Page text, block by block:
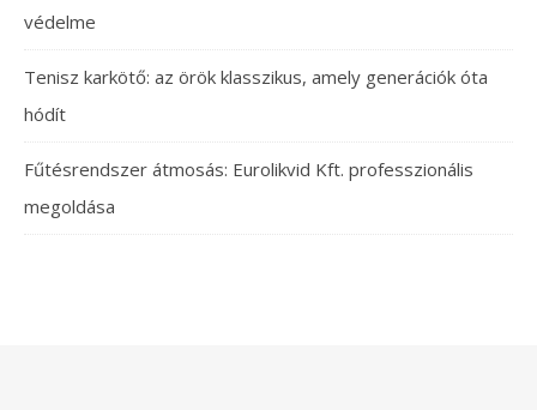
védelme
Tenisz karkötő: az örök klasszikus, amely generációk óta
hódít
Fűtésrendszer átmosás: Eurolikvid Kft. professzionális
megoldása